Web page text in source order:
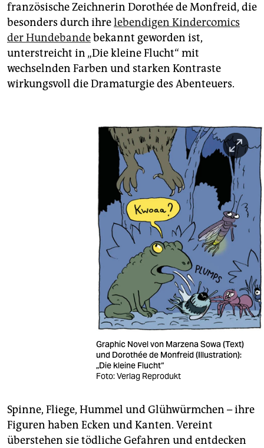
französische Zeichnerin Dorothée de Monfreid, die
besonders durch ihrelebendigen Kindercomics
der Hundebandebekannt geworden ist,
unterstreicht in „Die kleine Flucht“ mit
wechselnden Farben und starken Kontraste
wirkungsvoll die Dramaturgie des Abenteuers.
Graphic Novel von Marzena Sowa (Text)
und Dorothée de Monfreid (Illustration):
„Die kleine Flucht“
Foto: Verlag Reprodukt
Spinne, Fliege, Hummel und Glühwürmchen – ihre
Figuren haben Ecken und Kanten. Vereint
überstehen sie tödliche Gefahren und entdecken